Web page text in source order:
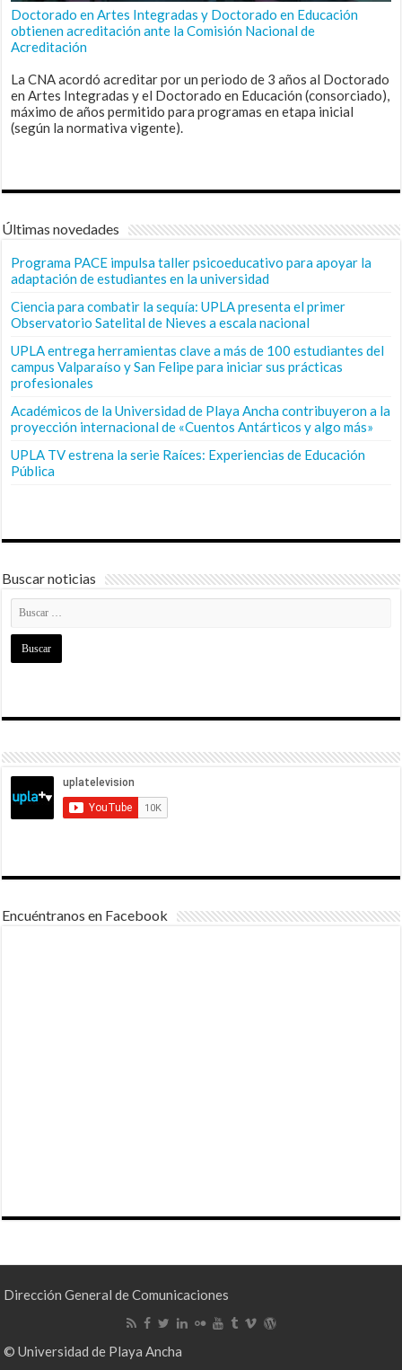
Doctorado en Artes Integradas y Doctorado en Educación
obtienen acreditación ante la Comisión Nacional de
Acreditación
La CNA acordó acreditar por un periodo de 3 años al Doctorado
en Artes Integradas y el Doctorado en Educación (consorciado),
máximo de años permitido para programas en etapa inicial
(según la normativa vigente).
Últimas novedades
Programa PACE impulsa taller psicoeducativo para apoyar la
adaptación de estudiantes en la universidad
Ciencia para combatir la sequía: UPLA presenta el primer
Observatorio Satelital de Nieves a escala nacional
UPLA entrega herramientas clave a más de 100 estudiantes del
campus Valparaíso y San Felipe para iniciar sus prácticas
profesionales
Académicos de la Universidad de Playa Ancha contribuyeron a la
proyección internacional de «Cuentos Antárticos y algo más»
UPLA TV estrena la serie Raíces: Experiencias de Educación
Pública
Buscar noticias
Encuéntranos en Facebook
Dirección General de Comunicaciones
© Universidad de Playa Ancha